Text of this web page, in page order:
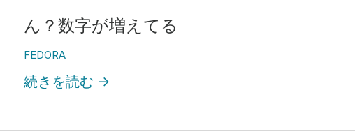
ん？数字が増えてる
FEDORA
続きを読む →